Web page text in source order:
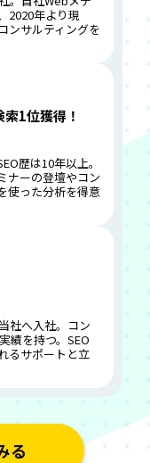
2020年より現
ンサルティングを
1位獲得！
歴は10年以上。
ナーの登壇やコン
使った分析を得意
社へ入社。コン
績を持つ。SEO
るサポートと立
る